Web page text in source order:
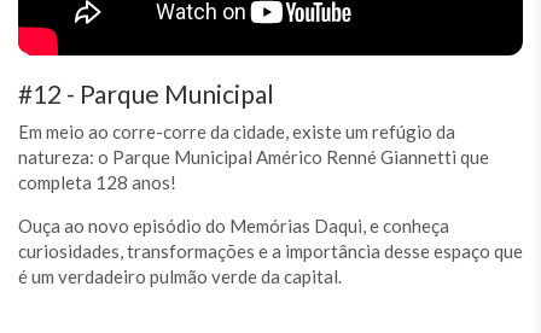
#12 - Parque Municipal
Em meio ao corre-corre da cidade, existe um refúgio da
natureza: o Parque Municipal Américo Renné Giannetti que
completa 128 anos!
Ouça ao novo episódio do Memórias Daqui, e conheça
curiosidades, transformações e a importância desse espaço que
é um verdadeiro pulmão verde da capital.